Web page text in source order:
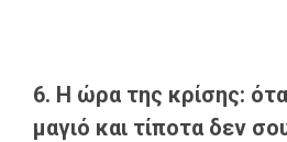
6. Η ώρα της κρίσης:
μαγιό και τίποτα δεν